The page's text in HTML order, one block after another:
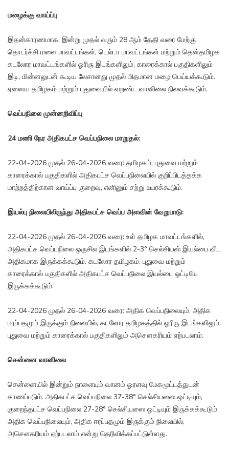
மழைக்கு வாய்ப்பு
இதன்காரணமாக, இன்று முதல் வரும் 28 ஆம் தேதி வரை மேற்கு
தொடர்ச்சி மலை மாவட்டங்கள், டெல்டா மாவட்டங்கள் மற்றும் தென்தமிழக
கடலோர மாவட்டங்களில் ஓரிரு இடங்களிலும், காரைக்கால் பகுதிகளிலும்
இடி, மின்னலுடன் கூடிய லேசானது முதல் மிதமான மழை பெய்யக்கூடும்.
ஏனைய தமிழகம் மற்றும் புதுவையில் வறண்ட வானிலை நிலவக்கூடும்.
வெப்பநிலை முன்னறிவிப்பு
24 மணி நேர அதிகபட்ச வெப்பநிலை மாறுதல்:
22-04-2026 முதல் 26-04-2026 வரை: தமிழகம், புதுவை மற்றும்
காரைக்கால் பகுதிகளில் அதிகபட்ச வெப்பநிலையில் குறிப்பிடத்தக்க
மாற்றத்திற்கான வாய்ப்பு குறைவு, எனினும் சற்று உயரக்கூடும்.
இயல்பு நிலையிலிருந்து அதிகபட்ச வெப்ப அளவின் வேறுபாடு:
22-04-2026 முதல் 26-04-2026 வரை: உள் தமிழக மாவட்டங்களில்,
அதிகபட்ச வெப்பநிலை ஒருசில இடங்களில் 2-3° செல்சியஸ் இயல்பை விட
அதிகமாக இருக்கக்கூடும். கடலோர தமிழகம், புதுவை மற்றும்
காரைக்கால் பகுதிகளில் அதிகபட்ச வெப்பநிலை இயல்பை ஒட்டியே
இருக்கக்கூடும்.
22-04-2026 முதல் 26-04-2026 வரை: அதிக வெப்பநிலையும், அதிக
ஈரப்பதமும் இருக்கும் நிலையில், கடலோர தமிழகத்தில் ஓரிரு இடங்களிலும்,
புதுவை மற்றும் காரைக்கால் பகுதிகளிலும் அசௌகரியம் ஏற்படலாம்.
சென்னை வானிலை
சென்னையில் இன்றும் நாளையும் வானம் ஓரளவு மேகமூட்டத்துடன்
காணப்படும். அதிகபட்ச வெப்பநிலை 37-38° செல்சியஸை ஒட்டியும்,
குறைந்தபட்ச வெப்பநிலை 27-28° செல்சியஸை ஒட்டியும் இருக்கக்கூடும்.
அதிக வெப்பநிலையும், அதிக ஈரப்பதமும் இருக்கும் நிலையில்,
அசௌகரியம் ஏற்படலாம் என்று தெரிவிக்கப்பட்டுள்ளது.